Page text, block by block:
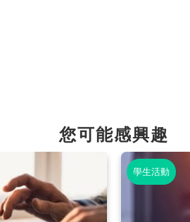
您可能感興趣
學生活動